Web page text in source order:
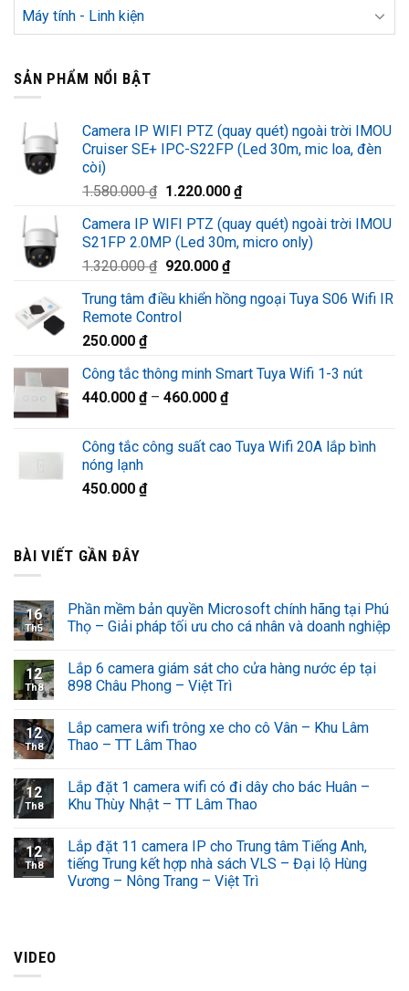
Máy tính - Linh kiện
SẢN PHẨM NỔI BẬT
Camera IP WIFI PTZ (quay quét) ngoài trời IMOU
Cruiser SE+ IPC-S22FP (Led 30m, mic loa, đèn
còi)
1.580.000₫ Giá
là:
1.580.000 ₫.
1.220.000 ₫Giá
tại
là:
Camera IP WIFI PTZ (quay quét) ngoài trời IMOU
S21FP 2.0MP (Led 30m, micro only)
1.320.000₫ Giá
là:
1.320.000 ₫.
920.000 ₫Giá
tại
Trung tâm điều khiển hồng ngoại Tuya S06 Wifi IR
Remote Control
250.000 ₫
Công tắc thông minh Smart Tuya Wifi 1-3 nút
440.000 ₫– 460.000 ₫
Công tắc công suất cao Tuya Wifi 20A lắp bình
nóng lạnh
450.000 ₫
BÀI VIẾT GẦN ĐÂY
16
Th5
Phần mềm bản quyền Microsoft chính hãng tại Phú
Thọ – Giải pháp tối ưu cho cá nhân và doanh nghiệp
12
Th8
Lắp 6 camera giám sát cho cửa hàng nước ép tại
898 Châu Phong – Việt Trì
12
Th8
Lắp camera wifi trông xe cho cô Vân – Khu Lâm
Thao – TT Lâm Thao
12
Th8
Lắp đặt 1 camera wifi có đi dây cho bác Huân –
Khu Thùy Nhật – TT Lâm Thao
12
Th8
Lắp đặt 11 camera IP cho Trung tâm Tiếng Anh,
tiếng Trung kết hợp nhà sách VLS – Đại lộ Hùng
Vương – Nông Trang – Việt Trì
VIDEO